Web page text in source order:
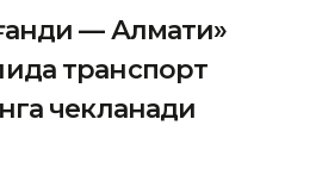
— Алмати»
транспорт
чекланади